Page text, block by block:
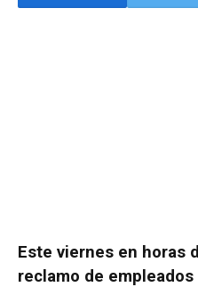
Este viernes en horas
reclamo de